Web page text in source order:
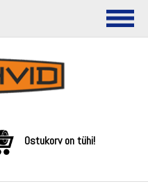
Ostukorv on tühi!